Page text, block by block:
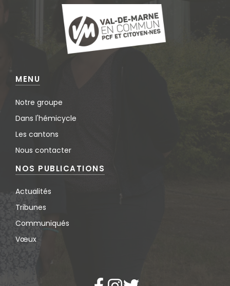
MENU
Notre groupe
Dans l'hémicycle
Les cantons
Nous contacter
NOS PUBLICATIONS
Actualités
Tribunes
Communiqués
Vœux